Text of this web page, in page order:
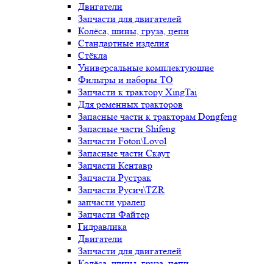
Двигатели
Запчасти для двигателей
Колёса, шины, груза, цепи
Стандартные изделия
Стёкла
Универсальные комплектующие
Фильтры и наборы ТО
Запчасти к трактору XingTai
Для ременных тракторов
Запасные части к тракторам Dongfeng
Запасные части Shifeng
Запчасти Foton\Lovol
Запасные части Скаут
Запчасти Кентавр
Запчасти Рустрак
Запчасти Русич\TZR
запчасти уралец
Запчасти Файтер
Гидравлика
Двигатели
Запчасти для двигателей